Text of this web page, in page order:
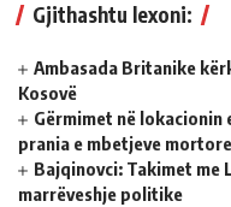
Gjithashtu lexoni:
Ambasada Britanike
Kosovë
Gërmimet në
prania e mbetjeve mortore
Bajqinovci: Takimet me
marrëveshje politike